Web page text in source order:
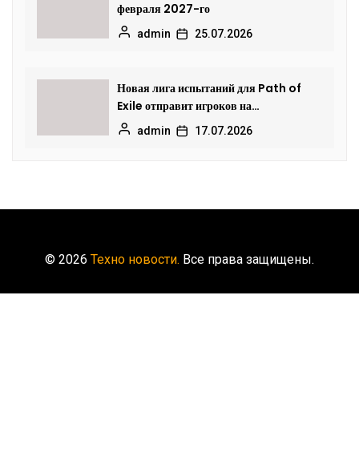
февраля 2027-го
admin 25.07.2026
Новая лига испытаний для Path of
Exile отправит игроков на
исследование океанских глубин
admin 17.07.2026
© 2026 Техно новости. Все права защищены.